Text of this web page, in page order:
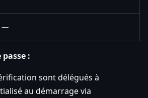
—
:
sont délégués à
au démarrage via